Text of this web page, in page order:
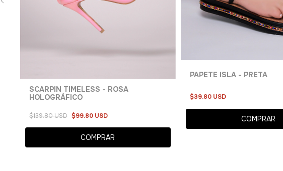
SCARPIN TIMELESS - ROSA
HOLOGRÁFICO
$139.80 USD $99.80 USD
COMPRAR
PAPETE ISLA - PRETA
$39.80 USD
COMPRAR